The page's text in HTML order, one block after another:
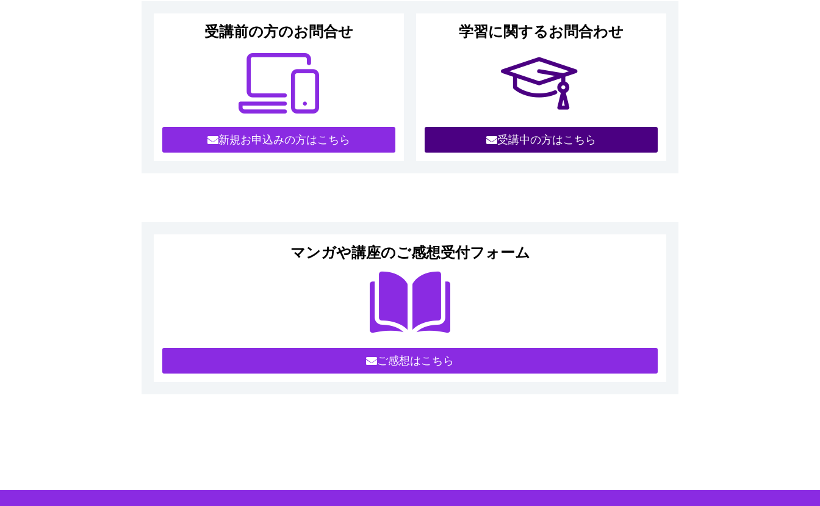
受講前の方のお問合せ
新規お申込みの方はこちら
学習に関するお問合わせ
受講中の方はこちら
マンガや講座のご感想受付フォーム
ご感想はこちら